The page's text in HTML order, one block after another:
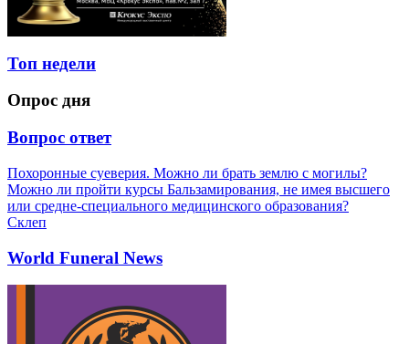
Топ недели
Опрос дня
Вопрос ответ
Похоронные суеверия. Можно ли брать землю с могилы?
Можно ли пройти курсы Бальзамирования, не имея высшего
или средне-специального медицинского образования?
Склеп
World Funeral News